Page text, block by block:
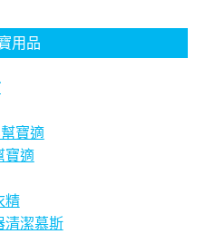
用品
寶適
寶適
精
清潔慕斯